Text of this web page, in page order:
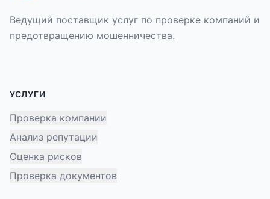
Ведущий поставщик услуг по проверке компаний и
предотвращению мошенничества.
УСЛУГИ
Проверка компании
Анализ репутации
Оценка рисков
Проверка документов